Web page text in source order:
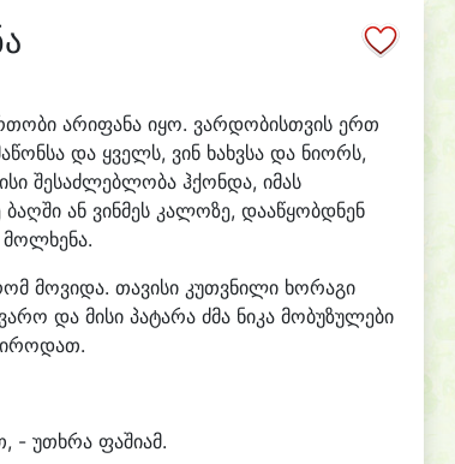
არიფანა იყო. ვარდობისთვის ერთ
და ყველს, ვინ ხახვსა და ნიორს,
შესაძლებლობა ჰქონდა, იმას
ან ვინმეს კალოზე, დააწყობდნენ
მოვიდა. თავისი კუთვნილი ხორაგი
და მისი პატარა ძმა ნიკა მობუზულები
- უთხრა ფაშიამ.